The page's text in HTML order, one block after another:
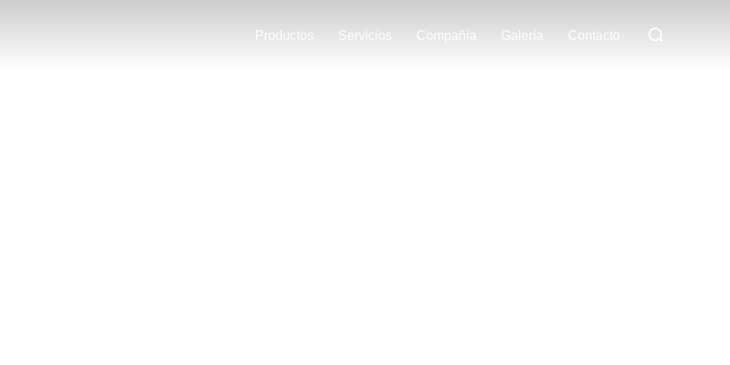
Productos Servicios Compañía Galería Contacto
Buscar: